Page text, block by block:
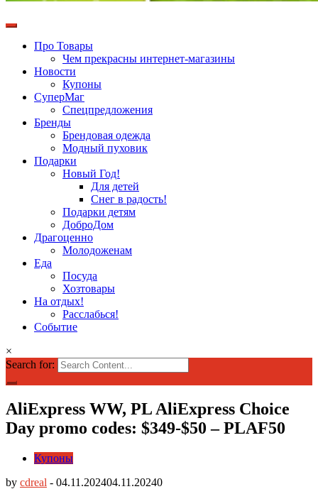
Про Товары
Чем прекрасны интернет-магазины
Новости
Купоны
СуперМаг
Спецпредложения
Бренды
Брендовая одежда
Модный пуховик
Подарки
Новый Год!
Для детей
Снег в радость!
Подарки детям
ДоброДом
Драгоценно
Молодоженам
Еда
Посуда
Хозтовары
На отдых!
Расслабься!
Событие
×
Search for:
AliExpress WW, PL AliExpress Choice
Day promo codes: $349-$50 – PLAF50
Купоны
by cdreal - 04.11.202404.11.20240